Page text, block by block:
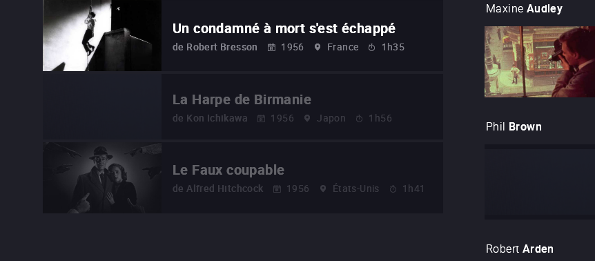
Un condamné à mort s'est échappé
de Robert Bresson 1956 France 1h35
La Harpe de Birmanie
de Kon Ichikawa 1956 Japon 1h56
Le Faux coupable
de Alfred Hitchcock 1956 États-Unis 1h41
Maxine Audley
Phil Brown
Robert Arden